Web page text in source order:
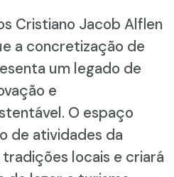
Cristiano Jacob Alflen
a concretização de
um legado de
e
O espaço
de atividades da
locais e criará